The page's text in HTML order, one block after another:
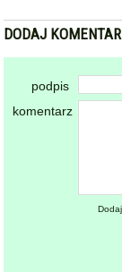
DODAJ
podpis
komentarz